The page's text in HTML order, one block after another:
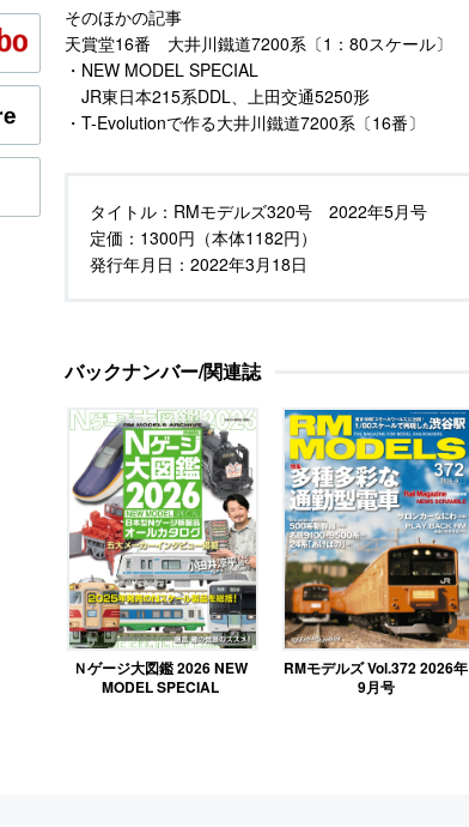
そのほかの記事
天賞堂16番 大井川鐵道7200系〔1：80スケール〕
・NEW MODEL SPECIAL
JR東日本215系DDL、上田交通5250形
・T-Evolutionで作る大井川鐵道7200系〔16番〕
タイトル： RMモデルズ320号 2022年5月号
定価： 1300円（本体1182円）
発行年月日： 2022年3月18日
バックナンバー/関連誌
Ｎゲージ大図鑑 2026 NEW
MODEL SPECIAL
RMモデルズ Vol.372 2026年
9月号